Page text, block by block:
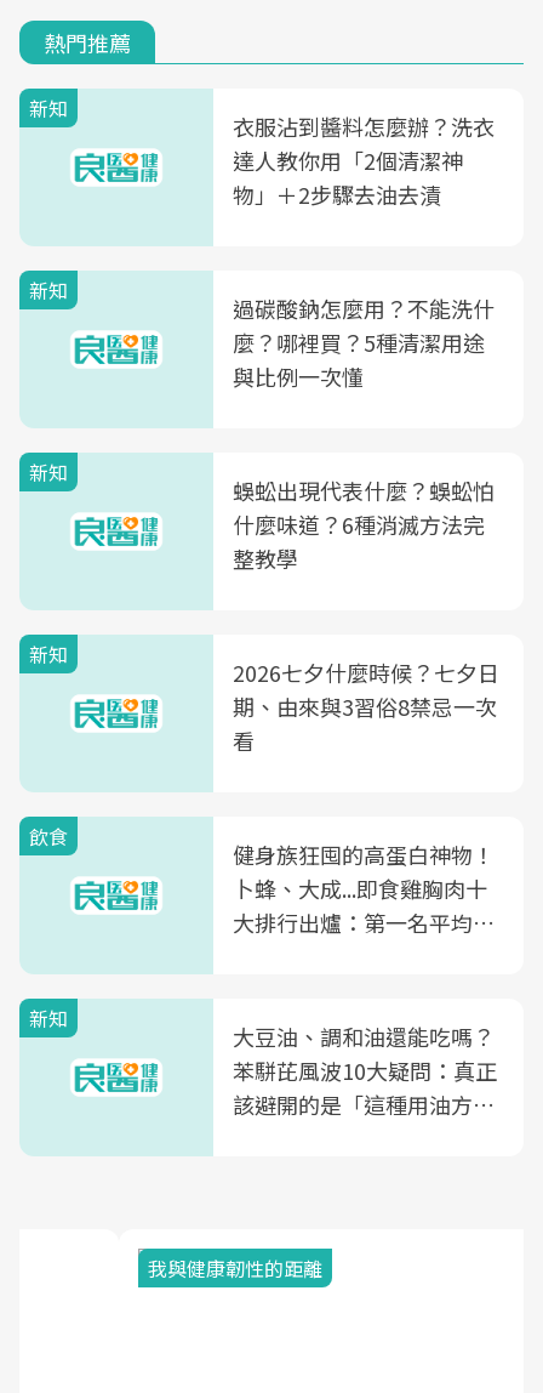
熱門推薦
新知
衣服沾到醬料怎麼辦？洗衣
達人教你用「2個清潔神
物」＋2步驟去油去漬
新知
過碳酸鈉怎麼用？不能洗什
麼？哪裡買？5種清潔用途
與比例一次懂
新知
蜈蚣出現代表什麼？蜈蚣怕
什麼味道？6種消滅方法完
整教學
新知
2026七夕什麼時候？七夕日
期、由來與3習俗8禁忌一次
看
飲食
健身族狂囤的高蛋白神物！
卜蜂、大成...即食雞胸肉十
大排行出爐：第一名平均一
新知
大豆油、調和油還能吃嗎？
苯駢芘風波10大疑問：真正
該避開的是「這種用油方
我與健康韌性的距離